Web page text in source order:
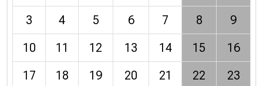
3
4 5 6 7 8
9
10
11 12 13 14 15
16
17
18 19 20 21 22
23